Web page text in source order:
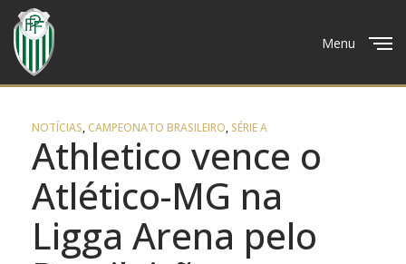
Menu
NOTÍCIAS,CAMPEONATO BRASILEIRO, SÉRIE A
Athletico vence o
Atlético-MG na
Ligga Arena pelo